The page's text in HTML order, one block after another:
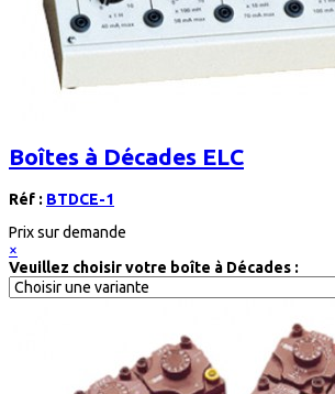
Boîtes à Décades ELC
Réf : BTDCE-1
Prix sur demande
×
Veuillez choisir votre boîte à Décades :